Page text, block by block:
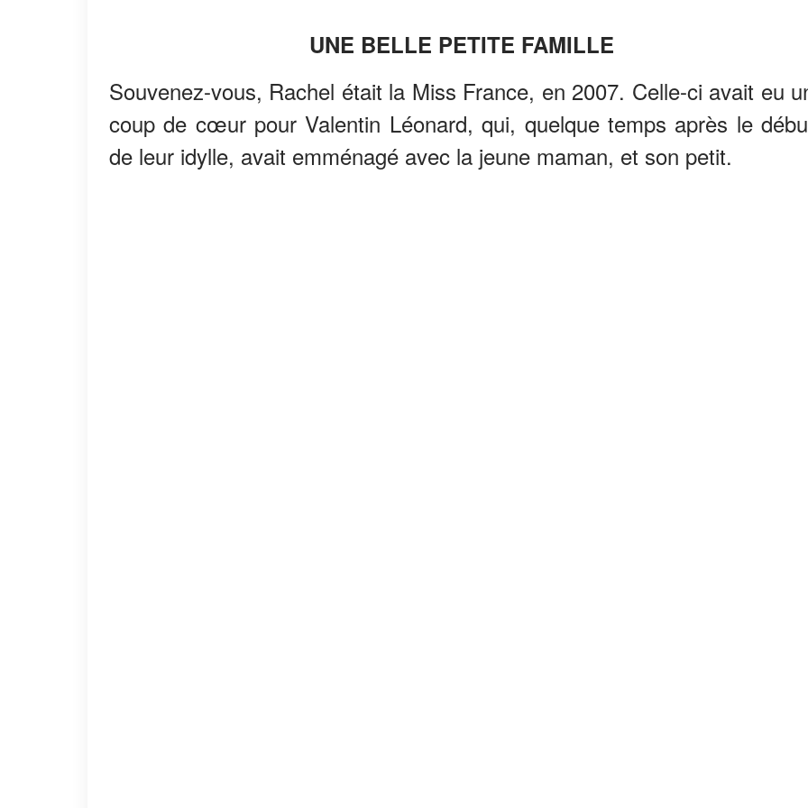
UNE BELLE PETITE FAMILLE
Souvenez-vous, Rachel était la Miss France, en 2007. Celle-ci avait eu
coup de cœur pour Valentin Léonard, qui, quelque temps après le
de leur idylle, avait emménagé avec la jeune maman, et son petit.